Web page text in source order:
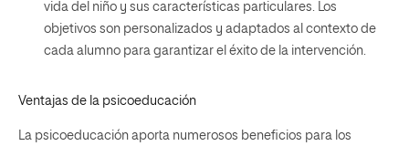
vida del niño y sus características particulares. Los
objetivos son personalizados y adaptados al contexto de
cada alumno para garantizar el éxito de la intervención.
Ventajas de la psicoeducación
La psicoeducación aporta numerosos beneficios para los